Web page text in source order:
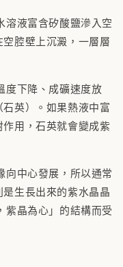
溶液富含矽酸鹽滲入空
腔壁上沉澱，一層層
度下降、成礦速度放
英）。如果熱液中富
用，石英就會變成紫
向中心發展，所以通常
生長出來的紫水晶晶
紫晶為心」的結構而受